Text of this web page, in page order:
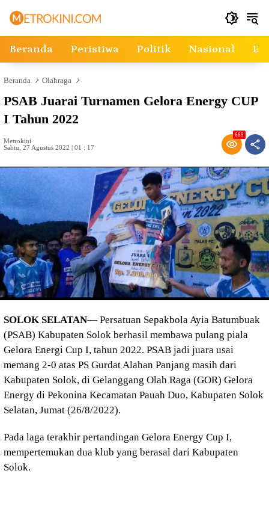
Beranda Peristiwa Politik Nasional
Beranda Olahraga
PSAB Juarai Turnamen Gelora Energy CUP
I Tahun 2022
Metrokini
Sabtu, 27 Agustus 2022 | 01 : 17
669
SOLOK SELATAN— Persatuan Sepakbola Ayia Batumbuak
(PSAB) Kabupaten Solok berhasil membawa pulang piala
Gelora Energi Cup I, tahun 2022. PSAB jadi juara usai
memang 2-0 atas PS Gurdat Alahan Panjang masih dari
Kabupaten Solok, di Gelanggang Olah Raga (GOR) Gelora
Energy di Pekonina Kecamatan Pauah Duo, Kabupaten Solok
Selatan, Jumat (26/8/2022).
Pada laga terakhir pertandingan Gelora Energy Cup I,
mempertemukan dua klub yang berasal dari Kabupaten
Solok.